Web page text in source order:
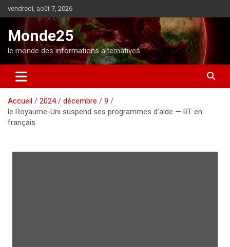
l
o
n
vendredi, août 7, 2026
Monde25
le monde des informations alternatives
Accueil 2024 décembre
9
le Royaume-Uni suspend ses programmes d’aide — RT en
français